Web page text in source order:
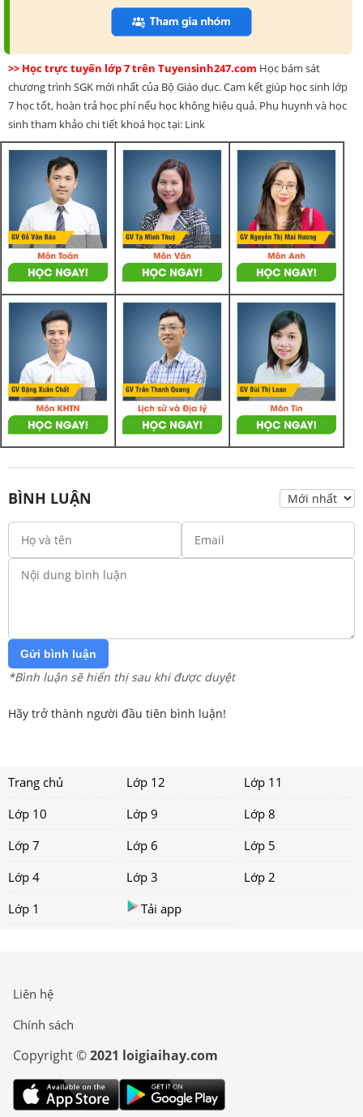
>> Học trực tuyến lớp 7 trên Tuyensinh247.com Học bám sát
chương trình SGK mới nhất của Bộ Giáo dục. Cam kết giúp học sinh lớp
7 học tốt, hoàn trả học phí nếu học không hiệu quả. Phụ huynh và học
sinh tham khảo chi tiết khoá học tại: Link
BÌNH LUẬN
Gửi bình luận
*Bình luận sẽ hiển thị sau khi được duyệt
Hãy trở thành người đầu tiên bình luận!
Trang chủ Lớp 12
Lớp 11
Lớp 10
Lớp 9
Lớp 8
Lớp 7
Lớp 6
Lớp 5
Lớp 4
Lớp 3
Lớp 2
Lớp 1
Tải app
Liên hệ
Chính sách
Copyright ©2021 loigiaihay.com